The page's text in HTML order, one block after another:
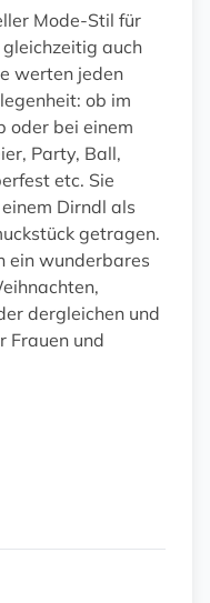
Mode-Stil für
auch
werten jeden
ob im
oder bei einem
Party, Ball,
etc. Sie
Dirndl als
getragen.
ein wunderbares
dergleichen und
Frauen und